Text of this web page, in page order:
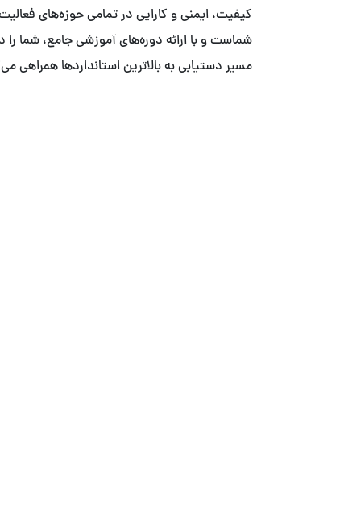
کیفیت، ایمنی و کارایی در تمامی حوزه‌های
شماست و با ارائه دوره‌های آموزشی جامع، شما را
مسیر دستیابی به بالاترین استانداردها همراهی